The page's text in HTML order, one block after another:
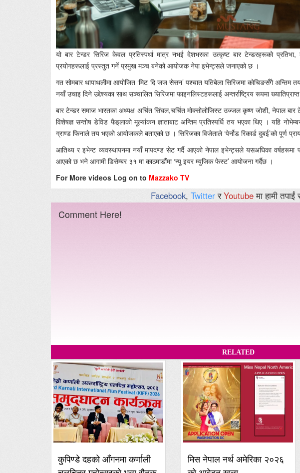
यो बार टेन्डर सिरिज केवल प्रतिस्पर्धा मात्र नभई देशभरका उत्कृष्ट बार टेन्डरहरूको
प्रयोगहरूलाई प्रस्तुत गर्ने प्रमुख मञ्च बनेको आयोजक नेपा इभेन्ट्सले जनाएको छ ।
गत सोमबार थापाथलीमा आयोजित ‘मिट दि जज सेसन’ पश्चात यतिबेला सिरिजमा कोचिङसँगै अन्तिम
नयाँ उचाइ दिने उद्देश्यका साथ सञ्चालित सिरिजमा फाइनलिस्टहरूलाई अन्तर्राष्ट्रिय रूपमा
बार टेन्डर समाज भारतका अध्यक्ष अर्चित सिंघल,चर्चित मोक्सोलोजिस्ट उज्जल कृष्ण जोशी, नेपाल
विशेषज्ञ सन्तोष डेविड फैइलाको मूल्यांकन ज्ञाताबाट अन्तिम प्रतिस्पर्धि तय भएका थिए । यहि
ग्राण्ड फिनाले तय भएको आयोजकले बताएको छ । सिरिजका विजेताले ‘पेर्नोड रिकार्ड दुबई’को पूर्ण
आतिथ्य र इभेन्ट व्यवस्थापनमा नयाँ मापदण्ड सेट गर्दै आएको नेपाल इभेन्ट्सले यसअघिका
आएको छ भने आगामी डिसेम्बर ३१ मा काठमाडौंमा ‘न्यू इयर म्युजिक फेस्ट’ आयोजना गर्दैछ ।
For More videos Log on to Mazzako TV
Facebook, TwitterरYoutubeमा हामी
Comment Here!
RELATED
कुपिण्डे दहको आँगनमा कर्णाली
मिस नेपाल नर्थ अमेरिका २०२६